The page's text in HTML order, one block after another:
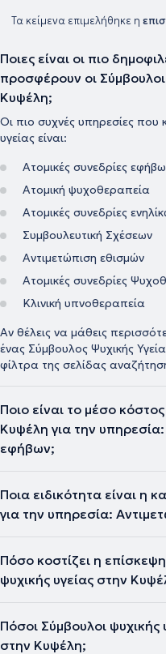
Τα κείμενα επιμελήθηκε η
Ποιες είναι οι πιο
προσφέρουν οι
Κυψέλη;
Οι πιο συχνές υπηρεσίες που
υγείας είναι:
Ατομικές συνεδρίες
Ατομική ψυχοθεραπεία
Ατομικές συνεδρίες
Συμβουλευτική Σχέσεων
Αντιμετώπιση εθισμών
Ατομικές συνεδρίες
Κλινική υπνοθεραπεία
Αν θέλεις να μάθεις
ένας Σύμβουλος Ψυχικής
φίλτρα της σελίδας
Ποιο είναι το μέσο
Κυψέλη για την
εφήβων;
Ποια ειδικότητα είναι η
για την υπηρεσία:
Πόσο κοστίζει η
ψυχικής υγείας στην
Πόσοι Σύμβουλοι ψυχικής
στην Κυψέλη;